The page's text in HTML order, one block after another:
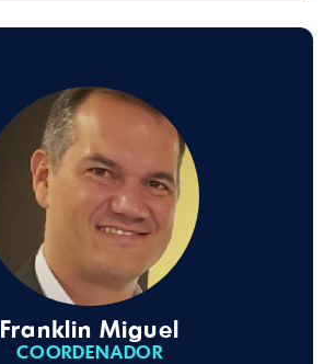
Franklin Miguel
COORDENADOR